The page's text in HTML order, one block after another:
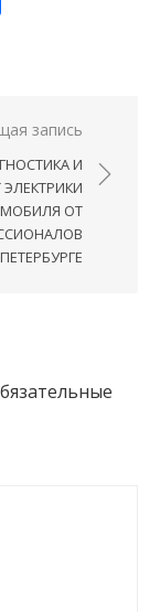
запись
И
ОТ